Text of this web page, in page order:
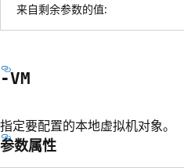
来自剩余参数的值:
-VM
指定要配置的本地虚拟机对象。
参数属性